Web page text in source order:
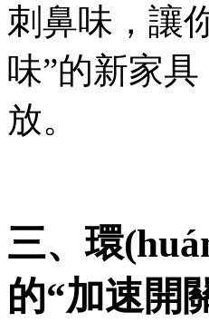
刺鼻味，讓
味”的新家
放。
三、環
的“加速開